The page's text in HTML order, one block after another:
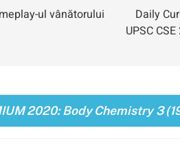
ul vânătorului
Daily
UPSC
2020: Body Chemistry 3